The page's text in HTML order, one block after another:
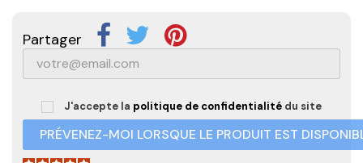
Partager
J'accepte la politique de confidentialité du site
PRÉVENEZ-MOI LORSQUE LE PRODUIT EST